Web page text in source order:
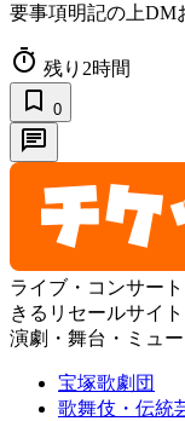
要事項明記の上DM
timer 残り2時間
bookmark_border 0
chat
ライブ・コンサー
きるリセールサイト
演劇・舞台・ミュ
宝塚歌劇団
歌舞伎・伝統